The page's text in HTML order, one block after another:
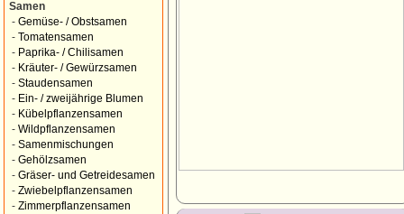
Samen
- Gemüse- / Obstsamen
- Tomatensamen
- Paprika- / Chilisamen
- Kräuter- / Gewürzsamen
- Staudensamen
- Ein- / zweijährige Blumen
- Kübelpflanzensamen
- Wildpflanzensamen
- Samenmischungen
- Gehölzsamen
- Gräser- und Getreidesamen
- Zwiebelpflanzensamen
- Zimmerpflanzensamen